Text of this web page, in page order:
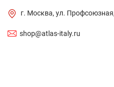
г. Москва, ул.
shop@atlas-italy.ru